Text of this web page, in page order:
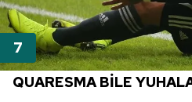
QUARESMA BİLE